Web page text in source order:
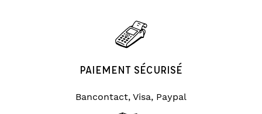
PAIEMENT SÉCURISÉ
Bancontact, Visa, Paypal